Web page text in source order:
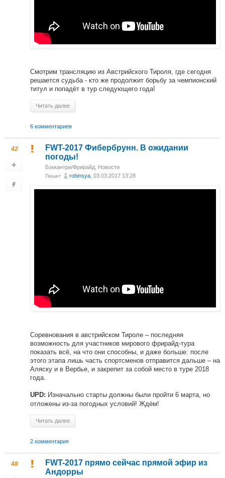
Смотрим трансляцию из Австрийского Тироля, где сегодня
решается судьба - кто же продолжит борьбу за чемпионский
титул и попадёт в тур следующего года!
Читать далее
6 комментариев
42
FWT-2017 Фибербрунн. В ожидании
погоды!
Бэккантри/Фрирайд Новости
Пишет robinsya , 03.03.2017 13:28
Соревнования в австрийском Тироле – последняя
возможность для участников мирового фрирайд-тура
показать всё, на что они способны, и даже больше: после
этого этапа лишь часть спортсменов отправится дальше – на
Аляску и в Вербье, и закрепит за собой место в туре 2018
года.
UPD: Изначально старты должны были пройти 6 марта, но
отложены из-за погодных условий! Ждём!
Читать далее
2 комментария
48
FWT-2017 прямо сейчас прямой эфир из
Андорры